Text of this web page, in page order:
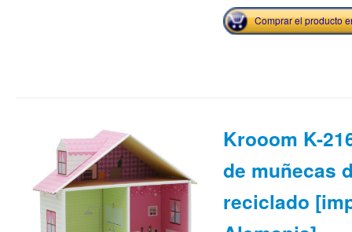
Comprar el producto
Krooom K-
de muñecas
reciclado